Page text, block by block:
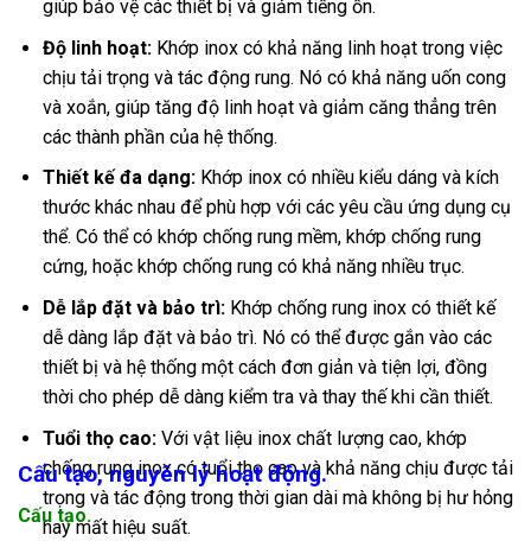
giúp bảo vệ các thiết bị và giảm tiếng ồn.
Độ linh hoạt:Khớp inox có khả năng linh hoạt trong việc
chịu tải trọng và tác động rung. Nó có khả năng uốn cong
và xoắn, giúp tăng độ linh hoạt và giảm căng thẳng trên
các thành phần của hệ thống.
Thiết kế đa dạng:Khớp inox có nhiều kiểu dáng và kích
thước khác nhau để phù hợp với các yêu cầu ứng dụng cụ
thể. Có thể có khớp chống rung mềm, khớp chống rung
cứng, hoặc khớp chống rung có khả năng nhiều trục.
Dễ lắp đặt và bảo trì:Khớp chống rung inox có thiết kế
dễ dàng lắp đặt và bảo trì. Nó có thể được gắn vào các
thiết bị và hệ thống một cách đơn giản và tiện lợi, đồng
thời cho phép dễ dàng kiểm tra và thay thế khi cần thiết.
Tuổi thọ cao:Với vật liệu inox chất lượng cao, khớp
chống rung inox có tuổi thọ cao và khả năng chịu được tải
trọng và tác động trong thời gian dài mà không bị hư hỏng
hay mất hiệu suất.
Cấu tạo, nguyên lý hoạt động.
Cấu tạo.